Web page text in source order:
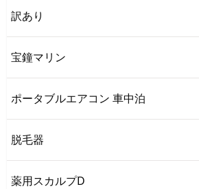
訳あり
宝鐘マリン
ポータブルエアコン 車中泊
脱毛器
薬用スカルプD